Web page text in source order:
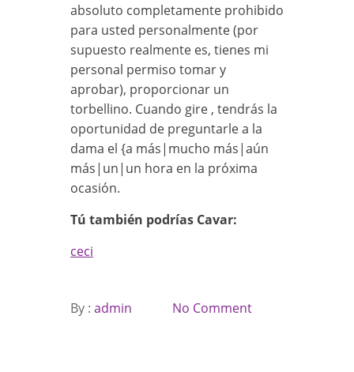
absoluto completamente prohibido
para usted personalmente (por
supuesto realmente es, tienes mi
personal permiso tomar y
aprobar), proporcionar un
torbellino. Cuando gire , tendrás la
oportunidad de preguntarle a la
dama el {a más|mucho más|aún
más|un|un hora en la próxima
ocasión.
Tú también podrías Cavar:
ceci
By : admin No Comment